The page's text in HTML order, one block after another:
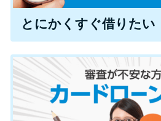
銀行カード
の理由
無利息期間を
お金を借り
とにかくすぐ借りたい